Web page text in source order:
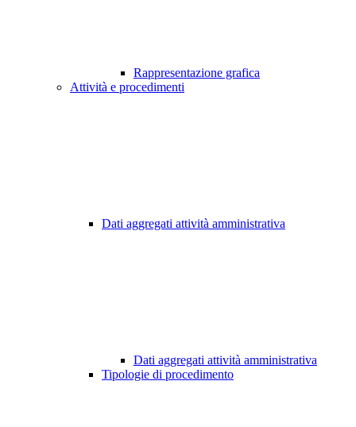
Rappresentazione grafica
Attività e procedimenti
Dati aggregati attività amministrativa
Dati aggregati attività amministrativa
Tipologie di procedimento